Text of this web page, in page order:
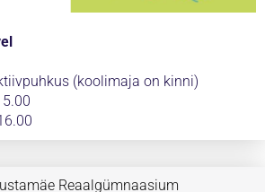
(koolimaja on kinni)
Reaalgümnaasium